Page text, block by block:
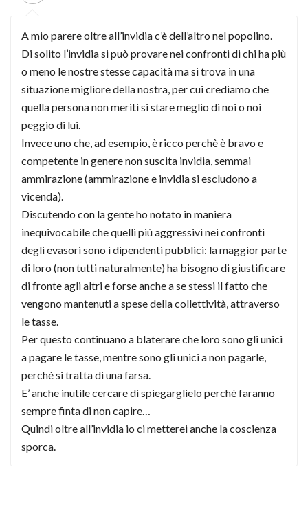
A mio parere oltre all’invidia c’è dell’altro nel popolino.
Di solito l’invidia si può provare nei confronti di chi ha più
o meno le nostre stesse capacità ma si trova in una
situazione migliore della nostra, per cui crediamo che
quella persona non meriti si stare meglio di noi o noi
peggio di lui.
Invece uno che, ad esempio, è ricco perchè è bravo e
competente in genere non suscita invidia, semmai
ammirazione (ammirazione e invidia si escludono a
vicenda).
Discutendo con la gente ho notato in maniera
inequivocabile che quelli più aggressivi nei confronti
degli evasori sono i dipendenti pubblici: la maggior parte
di loro (non tutti naturalmente) ha bisogno di giustificare
di fronte agli altri e forse anche a se stessi il fatto che
vengono mantenuti a spese della collettività, attraverso
le tasse.
Per questo continuano a blaterare che loro sono gli unici
a pagare le tasse, mentre sono gli unici a non pagarle,
perchè si tratta di una farsa.
E’ anche inutile cercare di spiegarglielo perchè faranno
sempre finta di non capire…
Quindi oltre all’invidia io ci metterei anche la coscienza
sporca.